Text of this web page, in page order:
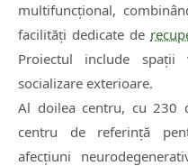
multifuncțional,
facilități dedicate de
Proiectul include
socializare exterioare.
Al doilea centru, cu 230
centru de referință
afecțiuni